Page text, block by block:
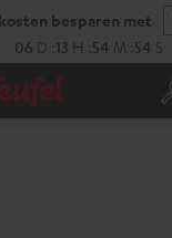
besparen met
06D :13 H :54 M :53S